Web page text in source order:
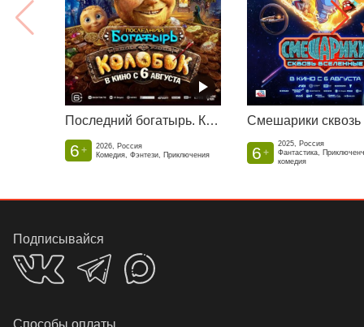
Последний богатырь. Колобок
6 +
2026, Россия
Комедия, Фэнтези, Приключения
6 +
2025, Россия
Фантастика,
комедия
Подписывайся